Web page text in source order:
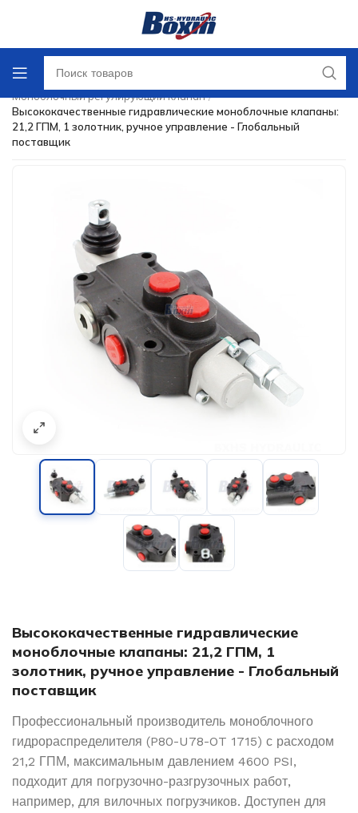
Главная / Направляющий регулирующий клапан
Моноблочный регулирующий клапан /
Высококачественные гидравлические моноблочные клапаны:
21,2 ГПМ, 1 золотник, ручное управление - Глобальный
поставщик
Высококачественные гидравлические
моноблочные клапаны: 21,2 ГПМ, 1
золотник, ручное управление - Глобальный
поставщик
Профессиональный производитель моноблочного
гидрораспределителя (P80-U78-OT 1715) с расходом
21,2 ГПМ, максимальным давлением 4600 PSI,
подходит для погрузочно-разгрузочных работ,
например, для вилочных погрузчиков. Доступен для